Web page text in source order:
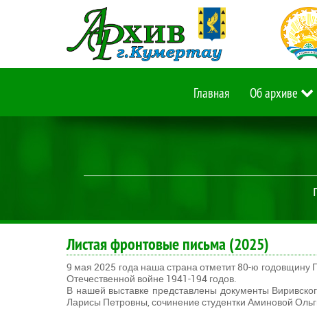
Главная Об архиве
Листая фронтовые письма (2025)
9 мая 2025 года наша страна отметит 80-ю
Отечественной войне 1941-194 годов.
В нашей выставке представлены документы
Ларисы Петровны, сочинение студентки Аминовой